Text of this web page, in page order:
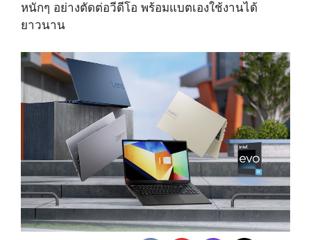
หนักๆ อย่างตัดต่อวีดีโอ พร้อมแบตเองใช้งานได้
ยาวนาน